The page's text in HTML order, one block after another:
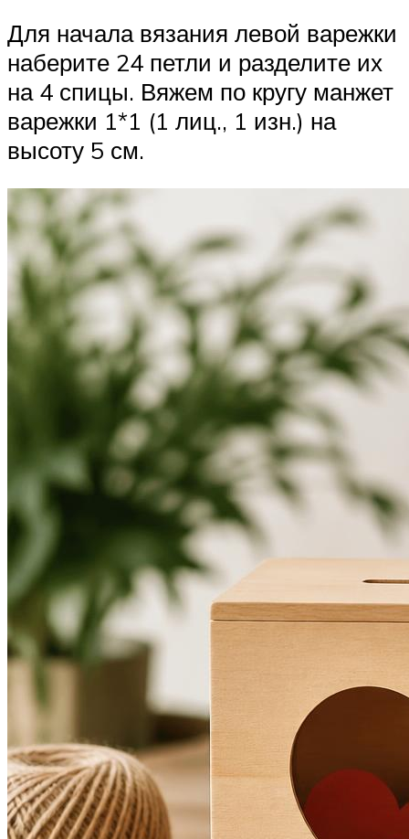
Для начала вязания левой варежки
наберите 24 петли и разделите их
на 4 спицы. Вяжем по кругу манжет
варежки 1*1 (1 лиц., 1 изн.) на
высоту 5 см.